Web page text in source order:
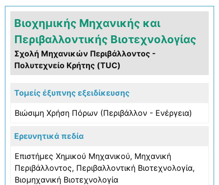
Βιοχημικής Μηχανικής και
Περιβαλλοντικής Βιοτεχνολογίας
Σχολή Μηχανικών Περιβάλλοντος -
Πολυτεχνείο Κρήτης (TUC)
Τομείς έξυπνης εξειδίκευσης
Βιώσιμη Χρήση Πόρων (Περιβάλλον - Ενέργεια)
Ερευνητικά πεδία
Επιστήμες Χημικού Μηχανικού, Μηχανική
Περιβάλλοντος, Περιβαλλοντική Βιοτεχνολογία,
Βιομηχανική Βιοτεχνολογία